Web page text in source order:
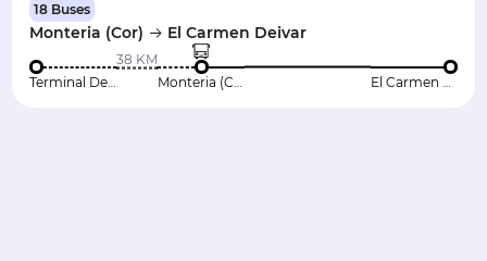
18 Buses
Monteria (Cor) El Carmen Deivar
Terminal De Chinu
38 KM
Monteria (Cor)
El Carmen Deivar